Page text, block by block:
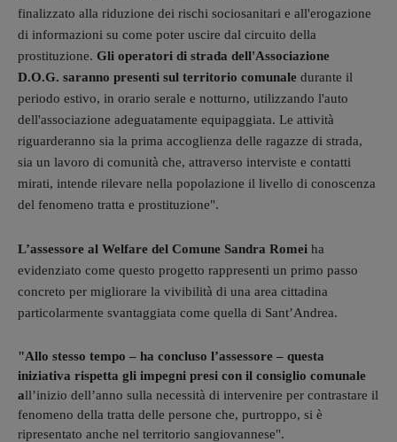
finalizzato alla riduzione dei rischi sociosanitari e all'erogazione
di informazioni su come poter uscire dal circuito della
prostituzione. Gli operatori di strada dell'Associazione
D.O.G. saranno presenti sul territorio comunale durante il
periodo estivo, in orario serale e notturno, utilizzando l'auto
dell'associazione adeguatamente equipaggiata. Le attività
riguarderanno sia la prima accoglienza delle ragazze di strada,
sia un lavoro di comunità che, attraverso interviste e contatti
mirati, intende rilevare nella popolazione il livello di conoscenza
del fenomeno tratta e prostituzione".
L’assessore al Welfare del Comune Sandra Romei ha
evidenziato come questo progetto rappresenti un primo passo
concreto per migliorare la vivibilità di una area cittadina
particolarmente svantaggiata come quella di Sant’Andrea.
"Allo stesso tempo – ha concluso l’assessore – questa
iniziativa rispetta gli impegni presi con il consiglio comunale
all’inizio dell’anno sulla necessità di intervenire per contrastare il
fenomeno della tratta delle persone che, purtroppo, si è
ripresentato anche nel territorio sangiovannese".